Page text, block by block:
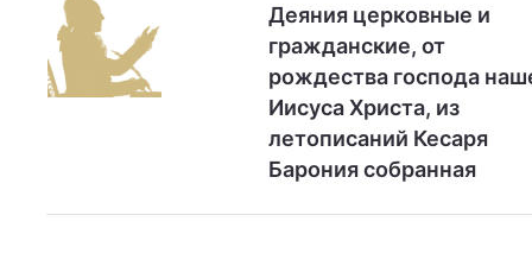
Деяния церковные и
гражданские, от
рождества господа
Иисуса Христа, из
летописаний Кесаря
Барония собранная